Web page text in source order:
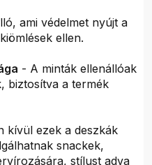
ami védelmet nyújt a
ellen.
- A minták ellenállóak
biztosítva a termék
kívül ezek a deszkák
snackek,
stílust adva